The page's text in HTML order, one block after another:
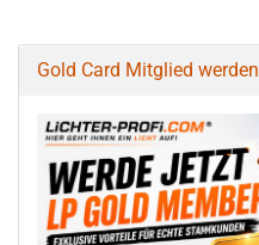
Gold Card Mitglied werden